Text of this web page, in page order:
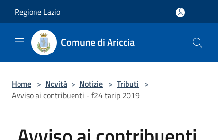
Regione Lazio
Comune di Ariccia
Home > Novità > Notizie > Tributi >
Avviso ai contribuenti - f24 tarip 2019